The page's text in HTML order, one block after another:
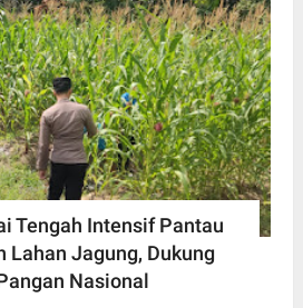
Tengah Intensif Pantau
Lahan Jagung, Dukung
Nasional